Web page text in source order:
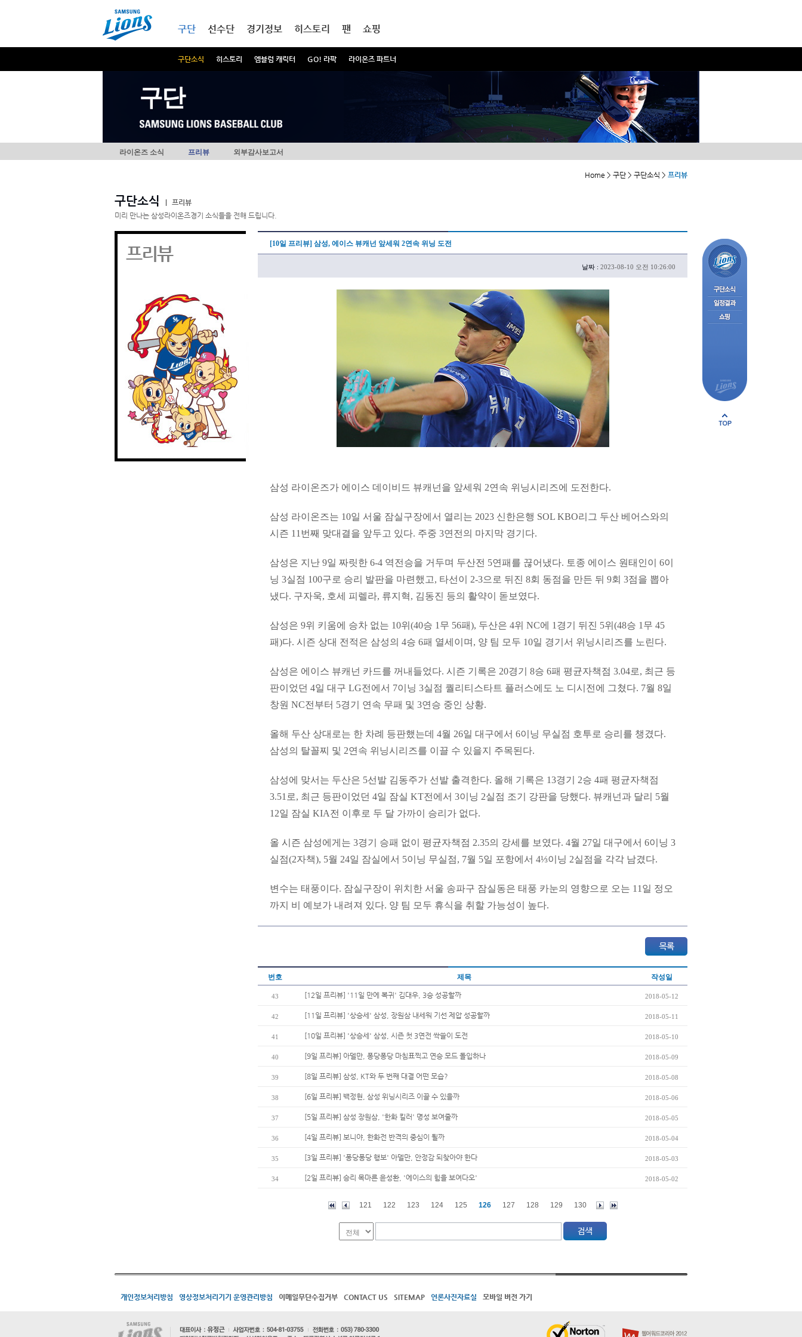
구단
구단소식 히스토리 엠블럼 캐릭터 GO! 라팍 라이온즈 파트너
선수단 경기정보 히스토리 팬 쇼핑
구단
라이온즈 소식 프리뷰 외부감사보고서
Home > 구단 > 구단소식 > 프리뷰
구단소식
프리뷰
미리 만나는 삼성라이온즈경기 소식들을 전해 드립니다.
프리뷰 [10일 프리뷰] 삼성, 에이스 뷰캐넌 앞세워 2연속 위닝 도전
날짜 : 2023-08-10 오전 10:26:00
삼성 라이온즈가 에이스 데이비드 뷰캐넌을 앞세워 2연속 위닝시리즈에 도전한다.
삼성 라이온즈는 10일 서울 잠실구장에서 열리는 2023 신한은행 SOL KBO리그 두산 베어스와의
시즌 11번째 맞대결을 앞두고 있다. 주중 3연전의 마지막 경기다.
삼성은 지난 9일 짜릿한 6-4 역전승을 거두며 두산전 5연패를 끊어냈다. 토종 에이스 원태인이 6이
닝 3실점 100구로 승리 발판을 마련했고, 타선이 2-3으로 뒤진 8회 동점을 만든 뒤 9회 3점을 뽑아
냈다. 구자욱, 호세 피렐라, 류지혁, 김동진 등의 활약이 돋보였다.
삼성은 9위 키움에 승차 없는 10위(40승 1무 56패), 두산은 4위 NC에 1경기 뒤진 5위(48승 1무 45
패)다. 시즌 상대 전적은 삼성의 4승 6패 열세이며, 양 팀 모두 10일 경기서 위닝시리즈를 노린다.
삼성은 에이스 뷰캐넌 카드를 꺼내들었다. 시즌 기록은 20경기 8승 6패 평균자책점 3.04로, 최근 등
판이었던 4일 대구 LG전에서 7이닝 3실점 퀄리티스타트 플러스에도 노 디시전에 그쳤다. 7월 8일
창원 NC전부터 5경기 연속 무패 및 3연승 중인 상황.
올해 두산 상대로는 한 차례 등판했는데 4월 26일 대구에서 6이닝 무실점 호투로 승리를 챙겼다.
삼성의 탈꼴찌 및 2연속 위닝시리즈를 이끌 수 있을지 주목된다.
삼성에 맞서는 두산은 5선발 김동주가 선발 출격한다. 올해 기록은 13경기 2승 4패 평균자책점
3.51로, 최근 등판이었던 4일 잠실 KT전에서 3이닝 2실점 조기 강판을 당했다. 뷰캐넌과 달리 5월
12일 잠실 KIA전 이후로 두 달 가까이 승리가 없다.
올 시즌 삼성에게는 3경기 승패 없이 평균자책점 2.35의 강세를 보였다. 4월 27일 대구에서 6이닝 3
실점(2자책), 5월 24일 잠실에서 5이닝 무실점, 7월 5일 포항에서 4⅓이닝 2실점을 각각 남겼다.
변수는 태풍이다. 잠실구장이 위치한 서울 송파구 잠실동은 태풍 카눈의 영향으로 오는 11일 정오
까지 비 예보가 내려져 있다. 양 팀 모두 휴식을 취할 가능성이 높다.
번호 제목 작성일
43 [12일 프리뷰] '11일 만에 복귀' 김대우, 3승 성공할까 2018-05-12
42 [11일 프리뷰] '상승세' 삼성, 장원삼 내세워 기선 제압 성공할까 2018-05-11
41 [10일 프리뷰] '상승세' 삼성, 시즌 첫 3연전 싹쓸이 도전 2018-05-10
40 [9일 프리뷰] 아델만, 퐁당퐁당 마침표찍고 연승 모드 돌입하나 2018-05-09
39 [8일 프리뷰] 삼성, KT와 두 번째 대결 어떤 모습? 2018-05-08
38 [6일 프리뷰] 백정현, 삼성 위닝시리즈 이끌 수 있을까 2018-05-06
37 [5일 프리뷰] 삼성 장원삼, '한화 킬러' 명성 보여줄까 2018-05-05
36 [4일 프리뷰] 보니야, 한화전 반격의 중심이 될까 2018-05-04
35 [3일 프리뷰] '퐁당퐁당 행보' 아델만, 안정감 되찾아야 한다 2018-05-03
34 [2일 프리뷰] 승리 목마른 윤성환, '에이스의 힘을 보여다오' 2018-05-02
121 122 123 124 125 126 127 128 129 130
개인정보처리방침 영상정보처리기기 운영관리방침 이메일무단수집거부 CONTACT US SITEMAP 언론사진자료실 모바일 버전 가기